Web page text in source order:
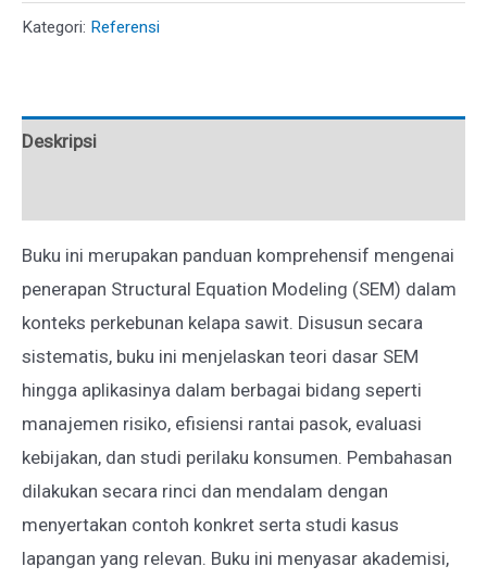
STRUKTURAL
PERKEBUNAN
KELAPA
Kategori: Referensi
Deskripsi
Buku ini merupakan panduan komprehensif mengenai
penerapan Structural Equation Modeling (SEM) dalam
konteks perkebunan kelapa sawit. Disusun secara
sistematis, buku ini menjelaskan teori dasar SEM
hingga aplikasinya dalam berbagai bidang seperti
manajemen risiko, efisiensi rantai pasok, evaluasi
kebijakan, dan studi perilaku konsumen. Pembahasan
dilakukan secara rinci dan mendalam dengan
menyertakan contoh konkret serta studi kasus
lapangan yang relevan. Buku ini menyasar akademisi,